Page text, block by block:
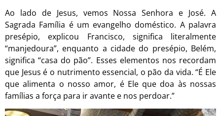
Ao lado de Jesus, vemos Nossa Senhora e José. A
Sagrada Família é um evangelho doméstico. A palavra
presépio, explicou Francisco, significa literalmente
“manjedoura”, enquanto a cidade do presépio, Belém,
significa “casa do pão”. Esses elementos nos recordam
que Jesus é o nutrimento essencial, o pão da vida. “É Ele
que alimenta o nosso amor, é Ele que doa às nossas
famílias a força para ir avante e nos perdoar.”